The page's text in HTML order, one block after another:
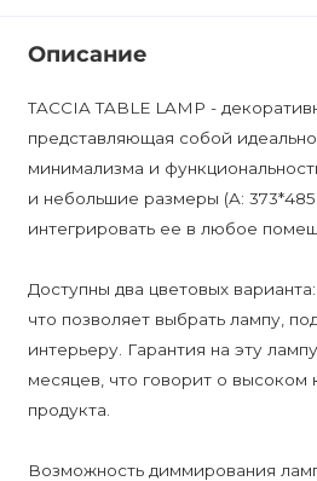
Описание
TACCIA TABLE LAMP -
представляющая собой
минимализма и
и небольшие размеры (A:
интегрировать ее в любое
Доступны два цветовых
что позволяет выбрать лампу,
интерьеру. Гарантия на эту
месяцев, что говорит о высоком
продукта.
Возможность диммирования